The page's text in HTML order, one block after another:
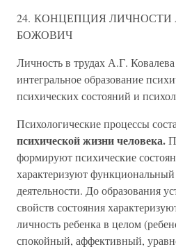
24. КОНЦЕПЦИЯ ЛИЧНОСТИ
БОЖОВИЧ
Личность в трудах А.Г.
интегральное образование
психических состояний и
Психологические процессы
психической жизни человека.
формируют психические
характеризуют
деятельности. До образования
свойств состояния
личность ребенка в целом
спокойный, аффективный,